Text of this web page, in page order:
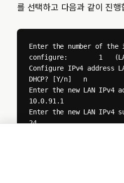
를 선택하고 다음과 같이 진행
Enter the number of
configure:        1
Configure IPv4 address
DHCP? [Y/n]   n
Enter the new LAN IPv4
10.0.91.1
Enter the new LAN IPv4
24